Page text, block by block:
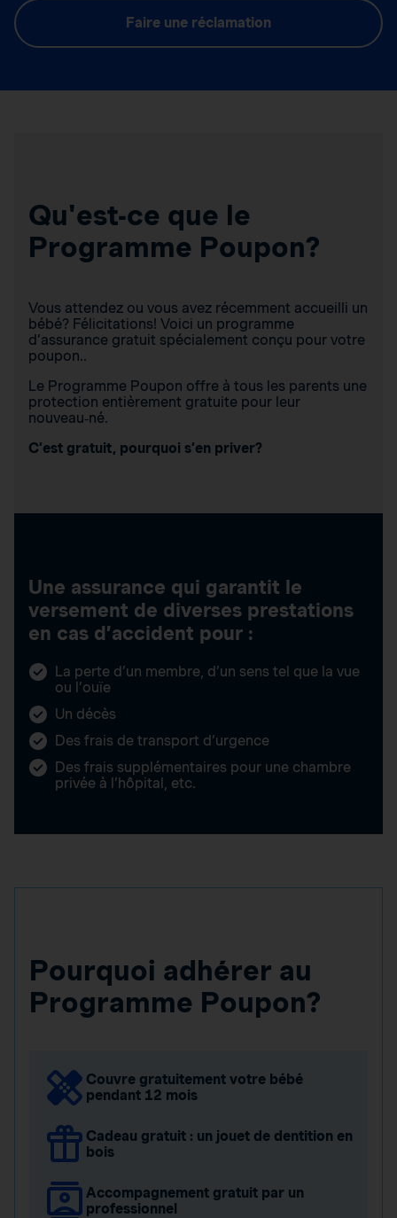
Faire une réclamation
Qu'est-ce que le
Programme Poupon?
Vous attendez ou vous avez récemment accueilli un
bébé? Félicitations! Voici un programme
d’assurance gratuit spécialement conçu pour votre
poupon..
Le Programme Poupon offre à tous les parents une
protection entièrement gratuite pour leur
nouveau‑né.
C’est gratuit, pourquoi s’en priver?
Une assurance qui garantit le
versement de diverses prestations
en cas d’accident pour :
La perte d’un membre, d’un sens tel que la vue
ou l’ouïe
Un décès
Des frais de transport d’urgence
Des frais supplémentaires pour une chambre
privée à l’hôpital, etc.
Pourquoi adhérer au
Programme Poupon?
Couvre gratuitement votre bébé
pendant 12 mois
Cadeau gratuit : un jouet de dentition en
bois
Accompagnement gratuit par un
professionnel